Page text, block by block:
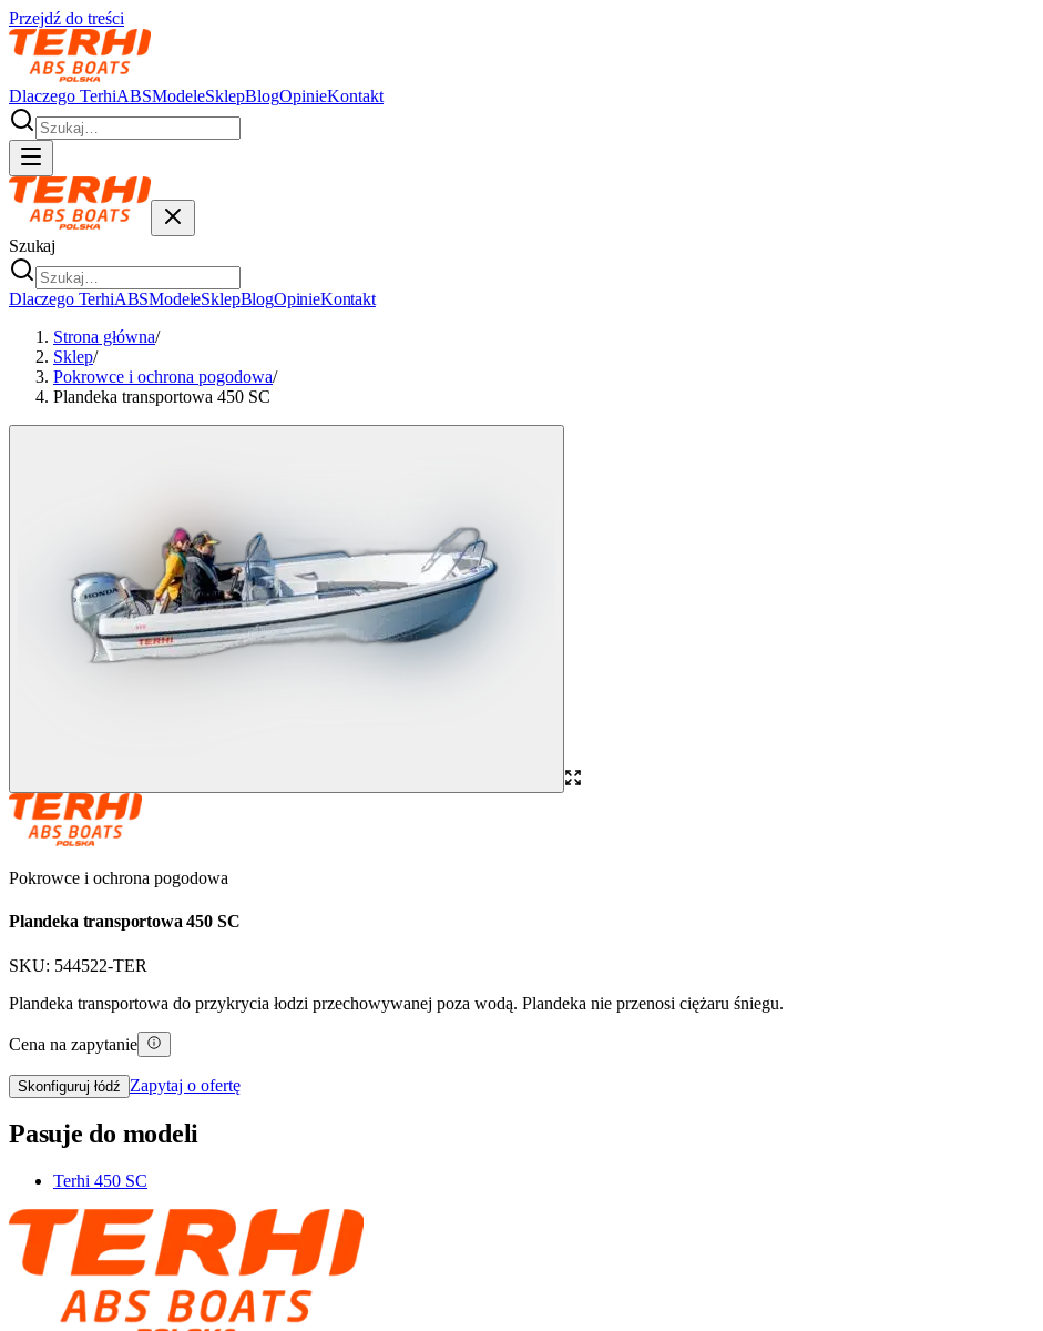
Przejdź do treści
Dlaczego TerhiABSModeleSklepBlogOpinieKontakt
Szukaj
Dlaczego TerhiABSModeleSklepBlogOpinieKontakt
Strona główna/
Sklep/
Pokrowce i ochrona pogodowa/
Plandeka transportowa 450 SC
Pokrowce i ochrona pogodowa
Plandeka transportowa 450 SC
SKU: 544522-TER
Plandeka transportowa do przykrycia łodzi przechowywanej poza wodą. Plandeka nie przenosi ciężaru śniegu.
Cena na zapytanie
Skonfiguruj łódź Zapytaj o ofertę
Pasuje do modeli
Terhi 450 SC